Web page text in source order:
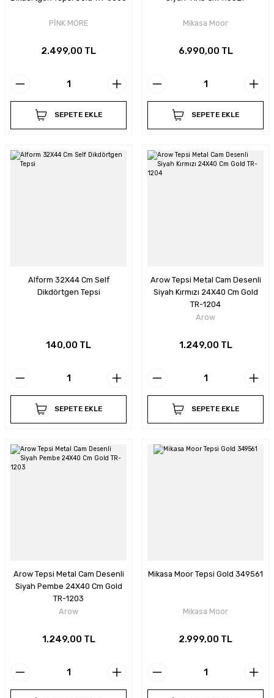
PİNK MORE
2.499,00 TL
SEPETE EKLE
Mikasa Moor
6.990,00 TL
SEPETE EKLE
Alform 32X44 Cm Self
Dikdörtgen Tepsi
140,00 TL
SEPETE EKLE
Arow Tepsi Metal Cam Desenli
Siyah Kırmızı 24X40 Cm Gold
TR-1204
Arow
1.249,00 TL
SEPETE EKLE
Arow Tepsi Metal Cam Desenli
Siyah Pembe 24X40 Cm Gold
TR-1203
Arow
1.249,00 TL
Mikasa Moor Tepsi Gold 349561
Mikasa Moor
2.999,00 TL